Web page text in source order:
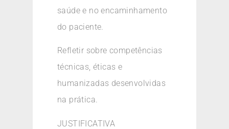
saúde e no encaminhamento
do paciente.
Refletir sobre competências
técnicas, éticas e
humanizadas desenvolvidas
na prática.
JUSTIFICATIVA